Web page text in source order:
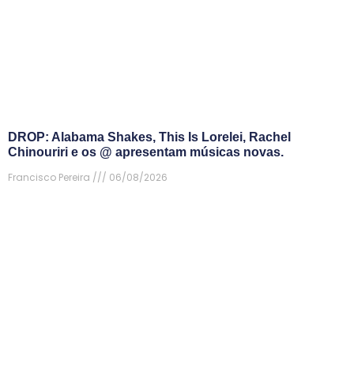
DROP: Alabama Shakes, This Is Lorelei, Rachel
Chinouriri e os @ apresentam músicas novas.
Francisco Pereira
06/08/2026